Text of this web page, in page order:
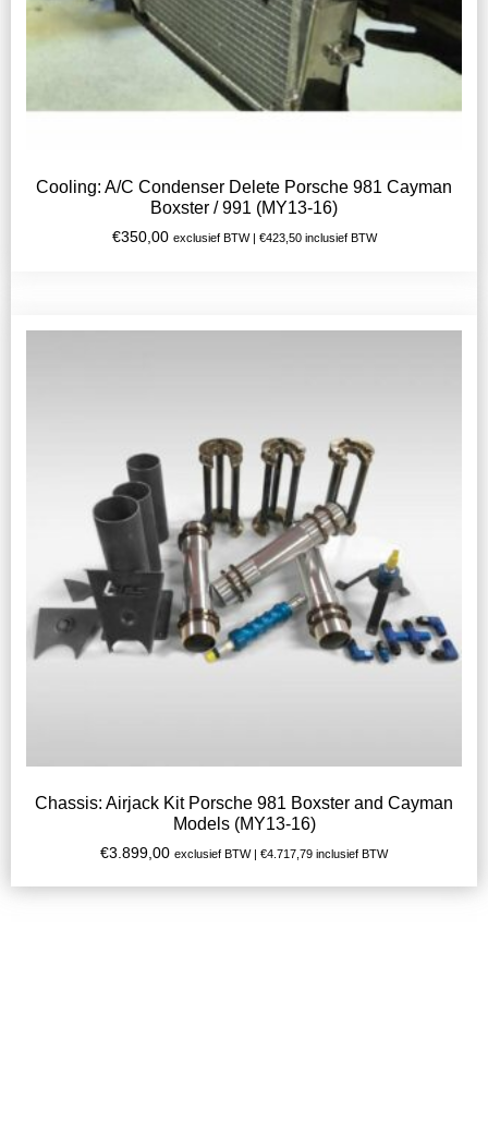
Cooling: A/C Condenser Delete Porsche 981 Cayman
Boxster / 991 (MY13-16)
€350,00 exclusief BTW | €423,50inclusief BTW
Chassis: Airjack Kit Porsche 981 Boxster and Cayman
Models (MY13-16)
€3.899,00 exclusief BTW | €4.717,79 inclusief BTW